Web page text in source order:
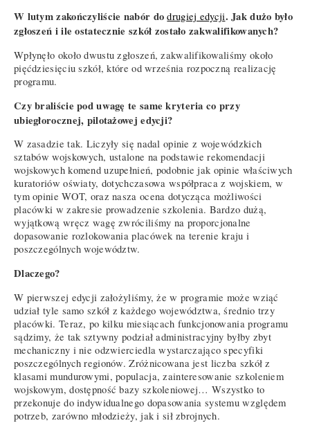
W lutym zakończyliście nabór dodrugiej edycji. Jak dużo było
zgłoszeń i ile ostatecznie szkół zostało zakwalifikowanych?
Wpłynęło około dwustu zgłoszeń, zakwalifikowaliśmy około
pięćdziesięciu szkół, które od września rozpoczną realizację
programu.
Czy braliście pod uwagę te same kryteria co przy
ubiegłorocznej, pilotażowej edycji?
W zasadzie tak. Liczyły się nadal opinie z wojewódzkich
sztabów wojskowych, ustalone na podstawie rekomendacji
wojskowych komend uzupełnień, podobnie jak opinie właściwych
kuratoriów oświaty, dotychczasowa współpraca z wojskiem, w
tym opinie WOT, oraz nasza ocena dotycząca możliwości
placówki w zakresie prowadzenie szkolenia. Bardzo dużą,
wyjątkową wręcz wagę zwróciliśmy na proporcjonalne
dopasowanie rozlokowania placówek na terenie kraju i
poszczególnych województw.
Dlaczego?
W pierwszej edycji założyliśmy, że w programie może wziąć
udział tyle samo szkół z każdego województwa, średnio trzy
placówki. Teraz, po kilku miesiącach funkcjonowania programu
sądzimy, że tak sztywny podział administracyjny byłby zbyt
mechaniczny i nie odzwierciedla wystarczająco specyfiki
poszczególnych regionów. Zróżnicowana jest liczba szkół z
klasami mundurowymi, populacja, zainteresowanie szkoleniem
wojskowym, dostępność bazy szkoleniowej… Wszystko to
przekonuje do indywidualnego dopasowania systemu względem
potrzeb, zarówno młodzieży, jak i sił zbrojnych.